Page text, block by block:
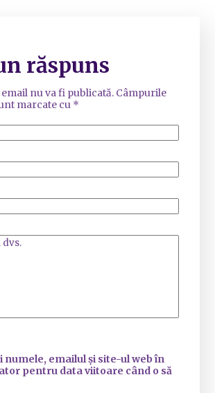
răspuns
email nu va fi publicată. Câmpurile
marcate cu *
numele, emailul și site-ul web în
pentru data viitoare când o să